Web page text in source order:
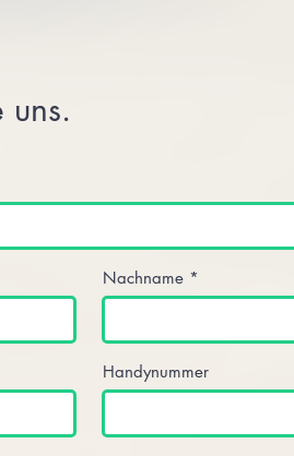
uns.
Nachname
Handynummer